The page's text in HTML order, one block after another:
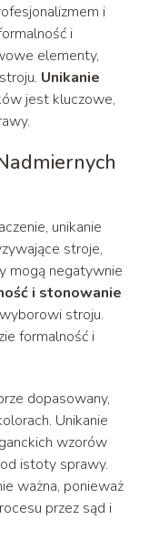
i
i
elementy,
Unikanie
jest kluczowe,
unikanie
stroje,
mogą negatywnie
i stonowanie
stroju.
formalność i
dopasowany,
Unikanie
wzorów
istoty sprawy.
ważna, ponieważ
przez sąd i